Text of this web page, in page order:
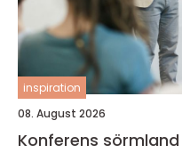
inspiration
08. August 2026
Konferens sörmland närvarande möten i